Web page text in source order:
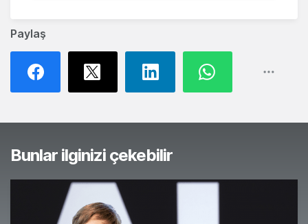
Paylaş
Bunlar ilginizi çekebilir